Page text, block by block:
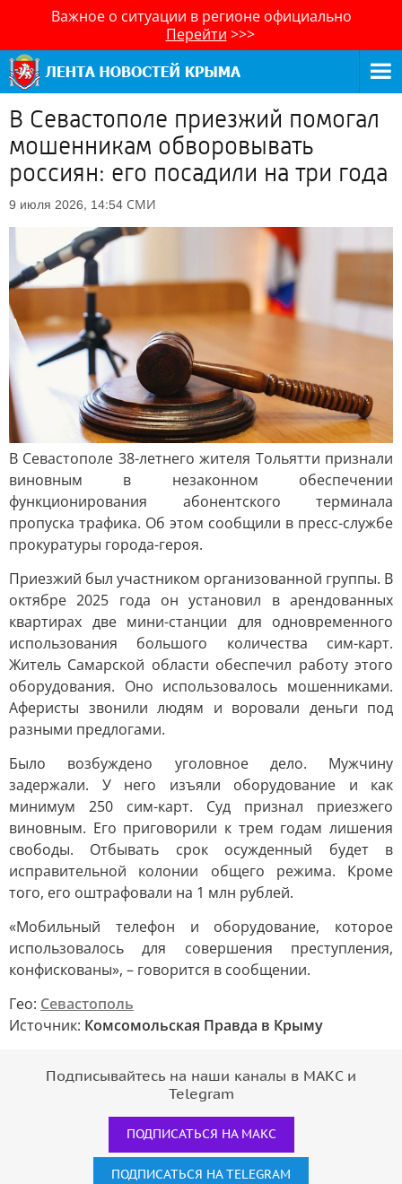
Важное о ситуации в регионе официально
Перейти >>>
В Севастополе приезжий помогал
мошенникам обворовывать
россиян: его посадили на три года
9 июля 2026, 14:54 СМИ
В Севастополе 38-летнего жителя Тольятти признали
виновным в незаконном обеспечении
функционирования абонентского терминала
пропуска трафика. Об этом сообщили в пресс-службе
прокуратуры города-героя.
Приезжий был участником организованной группы. В
октябре 2025 года он установил в арендованных
квартирах две мини-станции для одновременного
использования большого количества сим-карт.
Житель Самарской области обеспечил работу этого
оборудования. Оно использовалось мошенниками.
Аферисты звонили людям и воровали деньги под
разными предлогами.
Было возбуждено уголовное дело. Мужчину
задержали. У него изъяли оборудование и как
минимум 250 сим-карт. Суд признал приезжего
виновным. Его приговорили к трем годам лишения
свободы. Отбывать срок осужденный будет в
исправительной колонии общего режима. Кроме
того, его оштрафовали на 1 млн рублей.
«Мобильный телефон и оборудование, которое
использовалось для совершения преступления,
конфискованы», – говорится в сообщении.
Гео: Севастополь
Источник: Комсомольская Правда в Крыму
Подписывайтесь на наши каналы в МАКС и
Telegram
ПОДПИСАТЬСЯ НА МАКС
ПОДПИСАТЬСЯ НА TELEGRAM